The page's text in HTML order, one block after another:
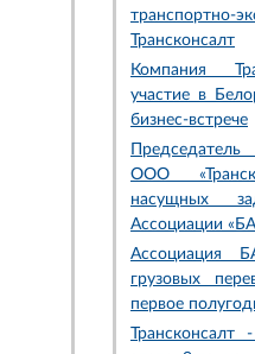
транспортно-
Трансконсалт
Компания
участие в
бизнес-встрече
ООО
насущных
Ассоциации
Ассоциация
грузовых
первое
Трансконсалт